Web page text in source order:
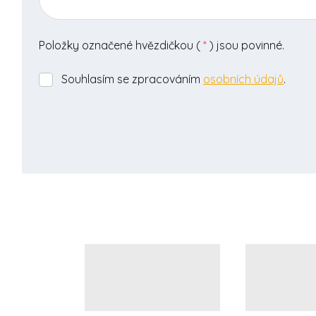
Položky označené hvězdičkou ( * ) jsou povinné.
Souhlasím
Souhlasím se zpracováním osobních údajů.